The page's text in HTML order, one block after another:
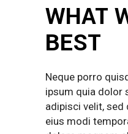
WHAT
BEST
Neque porro
ipsum quia dolor
adipisci velit, sed
eius modi